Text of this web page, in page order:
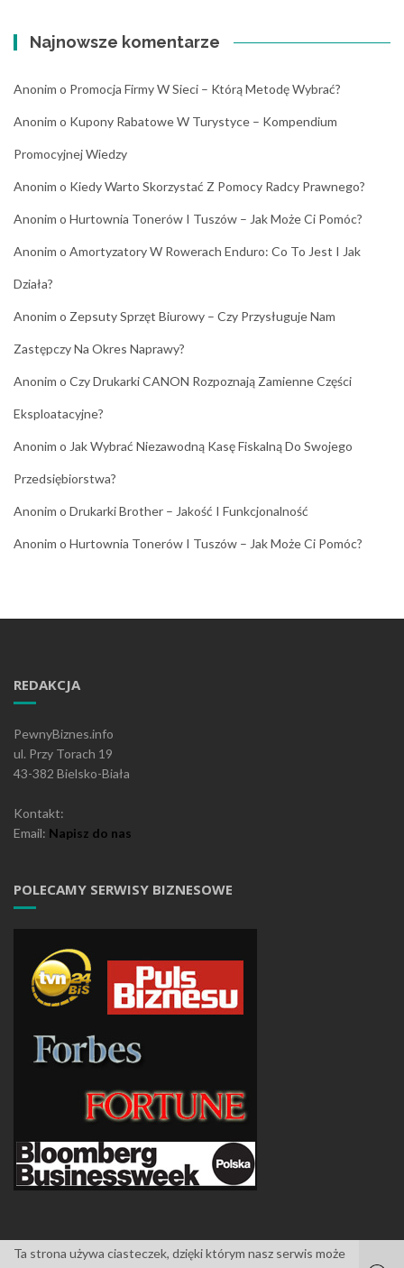
Najnowsze komentarze
Anonim o Promocja Firmy W Sieci – Którą Metodę Wybrać?
Anonim o Kupony Rabatowe W Turystyce – Kompendium
Promocyjnej Wiedzy
Anonim o Kiedy Warto Skorzystać Z Pomocy Radcy Prawnego?
Anonim o Hurtownia Tonerów I Tuszów – Jak Może Ci Pomóc?
Anonim o Amortyzatory W Rowerach Enduro: Co To Jest I Jak
Działa?
Anonim o Zepsuty Sprzęt Biurowy – Czy Przysługuje Nam
Zastępczy Na Okres Naprawy?
Anonim o Czy Drukarki CANON Rozpoznają Zamienne Części
Eksploatacyjne?
Anonim o Jak Wybrać Niezawodną Kasę Fiskalną Do Swojego
Przedsiębiorstwa?
Anonim o Drukarki Brother – Jakość I Funkcjonalność
Anonim o Hurtownia Tonerów I Tuszów – Jak Może Ci Pomóc?
REDAKCJA
PewnyBiznes.info
ul. Przy Torach 19
43-382 Bielsko-Biała
Kontakt:
Email: Napisz do nas
POLECAMY SERWISY BIZNESOWE
Ta strona używa ciasteczek, dzięki którym nasz serwis może